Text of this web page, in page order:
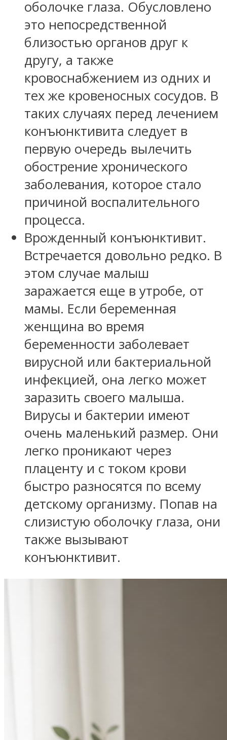
оболочке глаза. Обусловлено
это непосредственной
близостью органов друг к
другу, а также
кровоснабжением из одних и
тех же кровеносных сосудов. В
таких случаях перед лечением
конъюнктивита следует в
первую очередь вылечить
обострение хронического
заболевания, которое стало
причиной воспалительного
процесса.
Врожденный конъюнктивит.
Встречается довольно редко. В
этом случае малыш
заражается еще в утробе, от
мамы. Если беременная
женщина во время
беременности заболевает
вирусной или бактериальной
инфекцией, она легко может
заразить своего малыша.
Вирусы и бактерии имеют
очень маленький размер. Они
легко проникают через
плаценту и с током крови
быстро разносятся по всему
детскому организму. Попав на
слизистую оболочку глаза, они
также вызывают
конъюнктивит.